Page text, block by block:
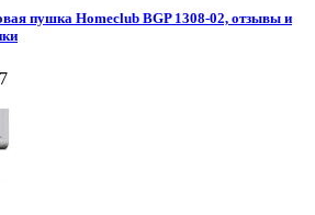
пушка Homeclub BGP 1308-02, отзывы и